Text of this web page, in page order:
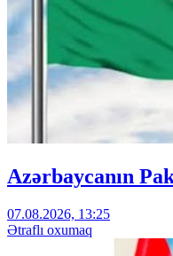
Azərbaycanın
07.08.2026, 13:25
Ətraflı oxumaq